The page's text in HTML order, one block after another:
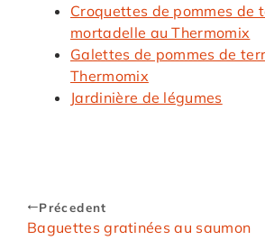
Croquettes de pommes de
mortadelle au Thermomix
Galettes de pommes de
Thermomix
Jardinière de légumes
Précedent
Baguettes gratinées au saumon